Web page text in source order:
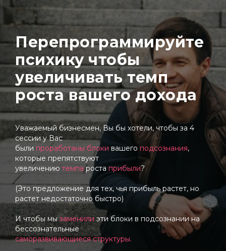
Перепрограммируйте
психику чтобы
увеличивать темп
роста вашего дохода
Уважаемый бизнесмен, Вы бы хотели, чтобы за 4
сессии у Вас
были проработаны блоки вашего подсознания,
которые препятствуют
увеличению темпароста прибыли?
(Это предложение для тех, чья прибыль растет, но
растет недостаточно быстро)
И чтобы мызаменили эти блоки в подсознании на
бессознательные
саморазвивающиеся структуры.